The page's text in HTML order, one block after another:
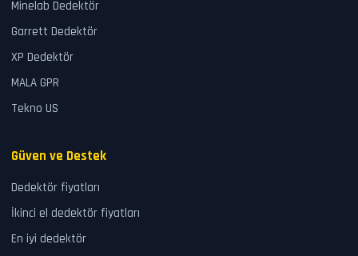
Minelab Dedektör
Garrett Dedektör
XP Dedektör
MALA GPR
Tekno US
Güven ve Destek
Dedektör fiyatları
İkinci el dedektör fiyatları
En iyi dedektör